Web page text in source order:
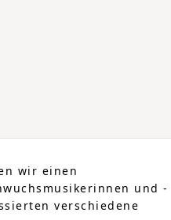
wir einen
und -
verschiedene